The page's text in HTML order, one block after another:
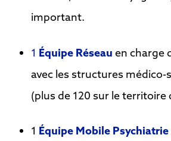
important.
1 Équipe Réseau en charge
avec les structures médico-
(plus de 120 sur le territoire
1 Équipe Mobile